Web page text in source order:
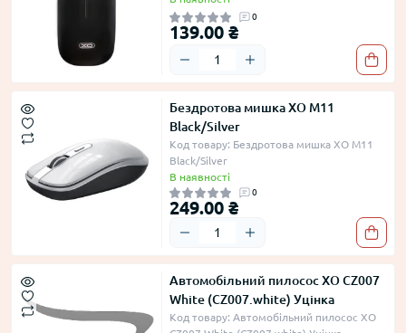
0
139.00 ₴
Бездротова мишка XO M11
Black/Silver
Код товару: Бездротова мишка XO M11
Black/Silver
В наявності
0
249.00 ₴
Автомобільний пилосос XO CZ007
White (CZ007.white) Уцінка
Код товару: Автомобільний пилосос XO